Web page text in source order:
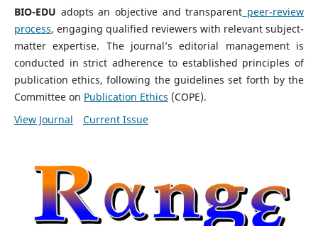
BIO-EDU adopts an objective and transparent peer-review
process, engaging qualified reviewers with relevant subject-
matter expertise. The journal’s editorial management is
conducted in strict adherence to established principles of
publication ethics, following the guidelines set forth by the
Committee on Publication Ethics (COPE).
View Journal
Current Issue